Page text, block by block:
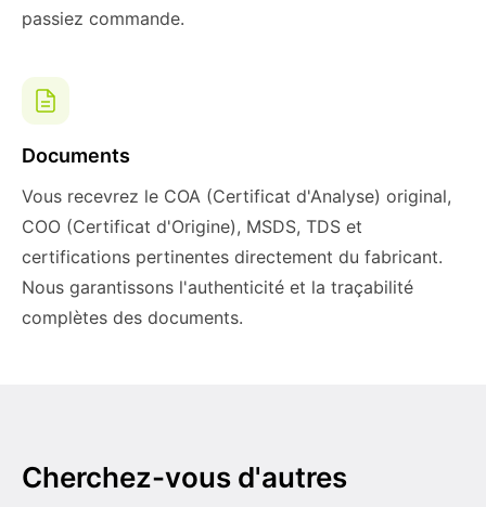
passiez commande.
Documents
Vous recevrez le COA (Certificat d'Analyse) original,
COO (Certificat d'Origine), MSDS, TDS et
certifications pertinentes directement du fabricant.
Nous garantissons l'authenticité et la traçabilité
complètes des documents.
Cherchez-vous d'autres